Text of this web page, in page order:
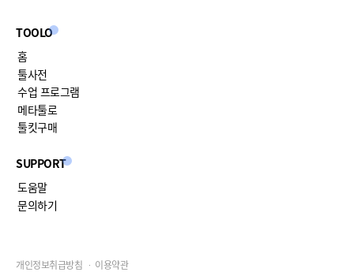
TOOLO
홈
툴사전
수업 프로그램
메타툴로
툴킷구매
SUPPORT
도움말
문의하기
개인정보취급방침 이용약관